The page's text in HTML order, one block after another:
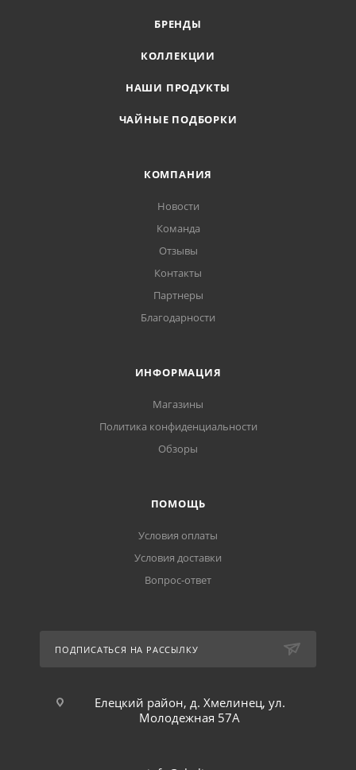
БРЕНДЫ
КОЛЛЕКЦИИ
НАШИ ПРОДУКТЫ
ЧАЙНЫЕ ПОДБОРКИ
КОМПАНИЯ
Новости
Команда
Отзывы
Контакты
Партнеры
Благодарности
ИНФОРМАЦИЯ
Магазины
Политика конфиденциальности
Обзоры
ПОМОЩЬ
Условия оплаты
Условия доставки
Вопрос-ответ
ПОДПИСАТЬСЯ НА РАССЫЛКУ
Елецкий район, д. Хмелинец, ул.
Молодежная 57А